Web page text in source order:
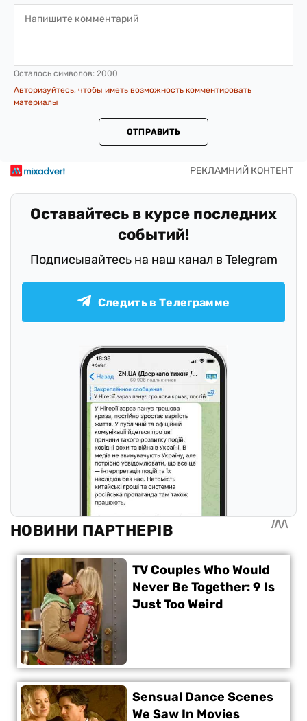
Осталось символов: 2000
Авторизуйтесь, чтобы иметь возможность комментировать
материалы
ОТПРАВИТЬ
Оставайтесь в курсе последних
событий!
Подписывайтесь на наш канал в Telegram
Следить в Телеграмме